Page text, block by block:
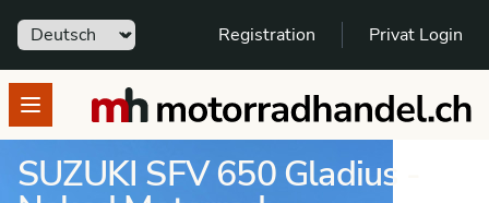
Sprache Registration Privat Login
Open menumotorradhandel.ch
SUZUKI SFV 650 Gladius -